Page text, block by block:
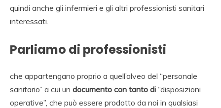
quindi anche gli infermieri e gli altri professionisti sanitari
interessati.
Parliamo di professionisti
che appartengano proprio a quell’alveo del “personale
sanitario” a cui un documento con tanto di “disposizioni
operative”, che può essere prodotto da noi in qualsiasi